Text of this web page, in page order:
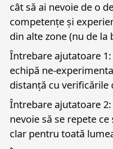
cât să ai nevoie de o
competențe și
din alte zone (nu de la
Întrebare ajutatoare
echipă ne-
distanță cu verificările
Întrebare ajutatoare
nevoie să se repete
clar pentru toată